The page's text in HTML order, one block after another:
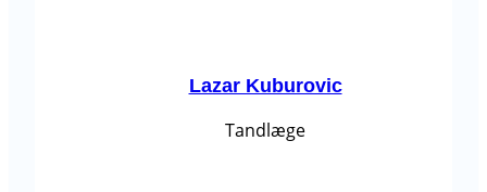
Lazar Kuburovic
Tandlæge